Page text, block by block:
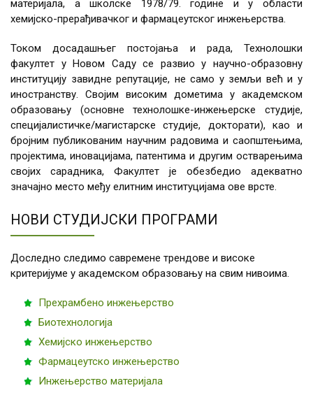
материјала, а школске 1978/79. године и у области
хемијско-прерађивачког и фармацеутског инжењерства.
Током досадашњег постојања и рада, Технолошки
факултет у Новом Саду се развио у научно-образовну
институцију завидне репутације, не само у земљи већ и у
иностранству. Својим високим дометима у академском
образовању (основне технолошке-инжењерске студије,
специјалистичке/магистарске студије, докторати), као и
бројним публикованим научним радовима и саопштењима,
пројектима, иновацијама, патентима и другим остварењима
својих сарадника, Факултет је обезбедио адекватно
значајно место међу елитним институцијама ове врсте.
НОВИ СТУДИЈСКИ ПРОГРАМИ
Доследно следимо савремене трендове и високе
критеријуме у академском образовању на свим нивоима.
Прехрамбено инжењерство
Биотехнологија
Хемијско инжењерство
Фармацеутско инжењерство
Инжењерство материјала